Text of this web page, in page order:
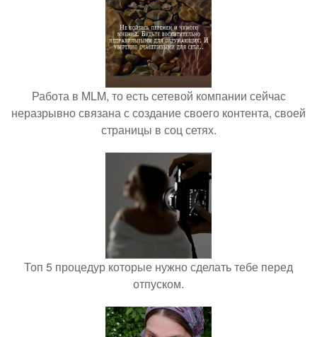
Работа в MLM, то есть сетевой компании сейчас
неразрывно связана с создание своего контента, своей
страницы в соц сетях.
Топ 5 процедур которые нужно сделать тебе перед
отпуском.